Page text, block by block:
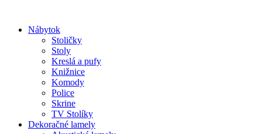
obsah
Nábytok
Stoličky
Stoly
Kreslá a pufy
Knižnice
Komody
Police
Skrine
TV Stolíky
Dekoračné lamely